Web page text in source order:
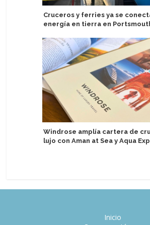
Cruceros y ferries ya se
energía en tierra en
Windrose amplía cartera de
lujo con Aman at Sea y Aqua
Inicio